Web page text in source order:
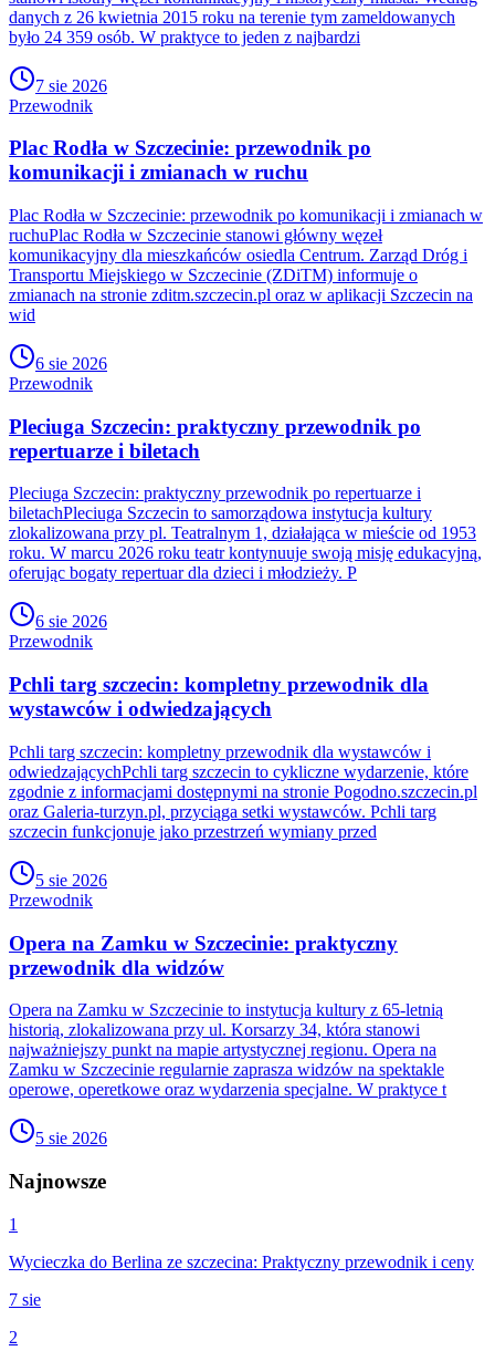
danych z 26 kwietnia 2015 roku na terenie tym zameldowanych
było 24 359 osób. W praktyce to jeden z najbardzi
7 sie 2026
Przewodnik
Plac Rodła w Szczecinie: przewodnik po
komunikacji i zmianach w ruchu
Plac Rodła w Szczecinie: przewodnik po komunikacji i zmianach w
ruchuPlac Rodła w Szczecinie stanowi główny węzeł
komunikacyjny dla mieszkańców osiedla Centrum. Zarząd Dróg i
Transportu Miejskiego w Szczecinie (ZDiTM) informuje o
zmianach na stronie zditm.szczecin.pl oraz w aplikacji Szczecin na
wid
6 sie 2026
Przewodnik
Pleciuga Szczecin: praktyczny przewodnik po
repertuarze i biletach
Pleciuga Szczecin: praktyczny przewodnik po repertuarze i
biletachPleciuga Szczecin to samorządowa instytucja kultury
zlokalizowana przy pl. Teatralnym 1, działająca w mieście od 1953
roku. W marcu 2026 roku teatr kontynuuje swoją misję edukacyjną,
oferując bogaty repertuar dla dzieci i młodzieży. P
6 sie 2026
Przewodnik
Pchli targ szczecin: kompletny przewodnik dla
wystawców i odwiedzających
Pchli targ szczecin: kompletny przewodnik dla wystawców i
odwiedzającychPchli targ szczecin to cykliczne wydarzenie, które
zgodnie z informacjami dostępnymi na stronie Pogodno.szczecin.pl
oraz Galeria-turzyn.pl, przyciąga setki wystawców. Pchli targ
szczecin funkcjonuje jako przestrzeń wymiany przed
5 sie 2026
Przewodnik
Opera na Zamku w Szczecinie: praktyczny
przewodnik dla widzów
Opera na Zamku w Szczecinie to instytucja kultury z 65-letnią
historią, zlokalizowana przy ul. Korsarzy 34, która stanowi
najważniejszy punkt na mapie artystycznej regionu. Opera na
Zamku w Szczecinie regularnie zaprasza widzów na spektakle
operowe, operetkowe oraz wydarzenia specjalne. W praktyce t
5 sie 2026
Najnowsze
1
Wycieczka do Berlina ze szczecina: Praktyczny przewodnik i ceny
7 sie
2